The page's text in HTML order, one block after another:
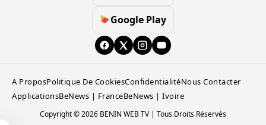
Google Play
A ProposPolitique De CookiesConfidentialitéNous Contacter
ApplicationsBeNews | FranceBeNews | Ivoire
Copyright © 2026 BENIN WEB TV | Tous Droits Réservés